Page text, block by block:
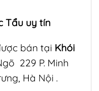
Tẩu uy tín
bán tại Khói
229 P. Minh
Hà Nội .